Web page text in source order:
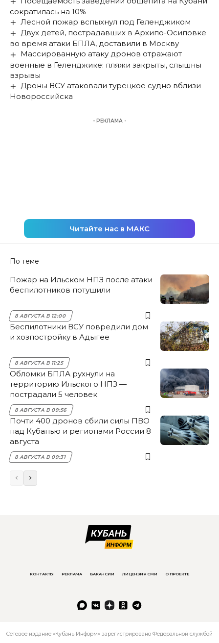
сократилась на 10%
Лесной пожар вспыхнул под Геленджиком
Двух детей, пострадавших в Архипо-Осиповке
во время атаки БПЛА, доставили в Москву
Массированную атаку дронов отражают
военные в Геленджике: пляжи закрыты, слышны
взрывы
Дроны ВСУ атаковали турецкое судно вблизи
Новороссийска
- РЕКЛАМА -
Читайте нас в МАКС
По теме
Пожар на Ильском НПЗ после атаки
беспилотников потушили
8 АВГУСТА В 12:00
Беспилотники ВСУ повредили дом
и хозпостройку в Адыгее
8 АВГУСТА В 11:25
Обломки БПЛА рухнули на
территорию Ильского НПЗ —
пострадали 5 человек
8 АВГУСТА В 09:56
Почти 400 дронов сбили силы ПВО
над Кубанью и регионами России 8
августа
8 АВГУСТА В 09:31
КОНТАКТЫ РЕКЛАМА ВАКАНСИИ ЛИЦЕНЗИЯ СМИ О ПРОЕКТЕ
Сетевое издание «Кубань Информ» зарегистрировано Федеральной службой